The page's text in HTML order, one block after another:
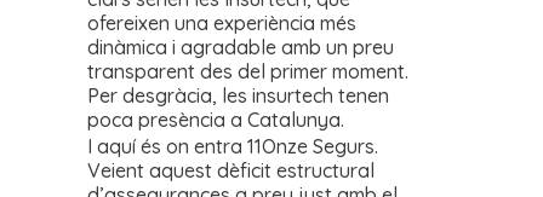
ofereixen una experiència més
dinàmica i agradable amb un preu
transparent des del primer moment.
Per desgràcia, les insurtech tenen
poca presència a Catalunya.
I aquí és on entra 11Onze Segurs.
Veient aquest dèficit estructural